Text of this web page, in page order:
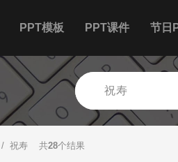
PPT模板 PPT课件 节日
/ 祝寿 共28个结果